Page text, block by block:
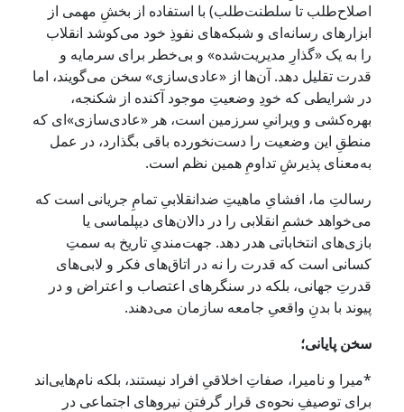
اصلاح‌طلب تا سلطنت‌طلب) با استفاده از بخشِ مهمی از
ابزارهای رسانه‌ای و شبکه‌های نفوذِ خود می‌کوشد انقلاب
را به یک «گذارِ مدیریت‌شده» و بی‌خطر برای سرمایه و
قدرت تقلیل دهد. آن‌ها از «عادی‌سازی» سخن می‌گویند، اما
در شرایطی که خودِ وضعیتِ موجود آکنده از شکنجه،
بهره‌کشی و ویرانیِ سرزمین است، هر «عادی‌سازی»ای که
منطقِ این وضعیت را دست‌نخورده باقی بگذارد، در عمل
به‌معنای پذیرشِ تداومِ همین نظم است.
رسالتِ ما، افشایِ ماهیتِ ضدانقلابیِ تمامِ جریانی است که
می‌خواهد خشمِ انقلابی را در دالان‌های دیپلماسی یا
بازی‌های انتخاباتی هدر دهد. جهت‌مندیِ تاریخ به سمتِ
کسانی است که قدرت را نه در اتاق‌های فکر و لابی‌های
قدرتِ جهانی، بلکه در سنگرهای اعتصاب و اعتراض و در
پیوند با بدنِ واقعیِ جامعه سازمان می‌دهند.
سخن پایانی؛
*میرا و نامیرا، صفاتِ اخلاقیِ افراد نیستند، بلکه نام‌هایی‌اند
برای توصیفِ نحوه‌ی قرار گرفتنِ نیروهای اجتماعی در